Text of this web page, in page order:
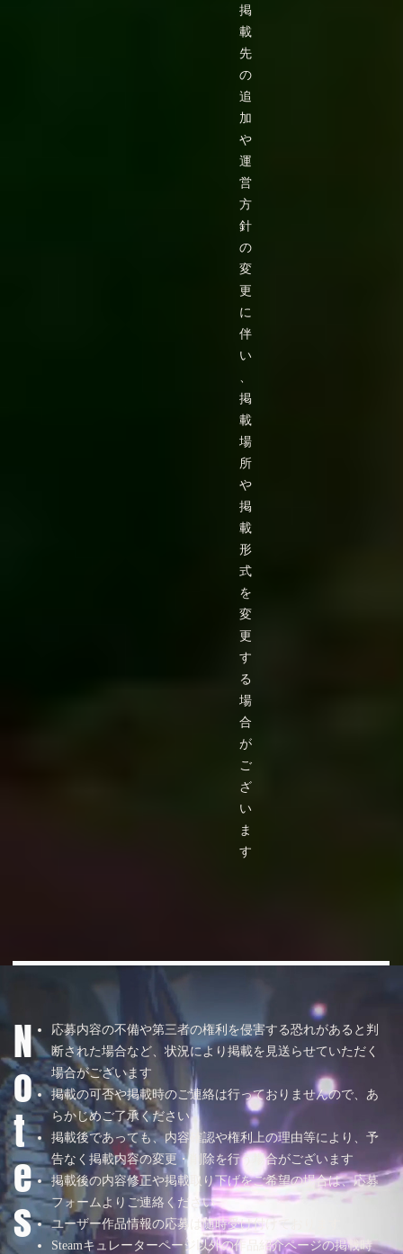
掲
載
先
の
追
加
や
運
営
方
針
の
変
更
に
伴
い
、
掲
載
場
所
や
掲
載
形
式
を
変
更
す
る
場
合
が
ご
ざ
い
ま
す
N
o
t
e
s
応募内容の不備や第三者の権利を侵害する恐れがあると判
断された場合など、状況により掲載を見送らせていただく
場合がございます
掲載の可否や掲載時のご連絡は行っておりませんので、あ
らかじめご了承ください
掲載後であっても、内容確認や権利上の理由等により、予
告なく掲載内容の変更・削除を行う場合がございます
掲載後の内容修正や掲載取り下げをご希望の場合は、応募
フォームよりご連絡ください
ユーザー作品情報の応募は随時受け付けております
Steamキュレーターページ以外の作品紹介ページの掲載時